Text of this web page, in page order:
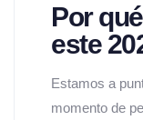
Por
este
Estamos a
momento de